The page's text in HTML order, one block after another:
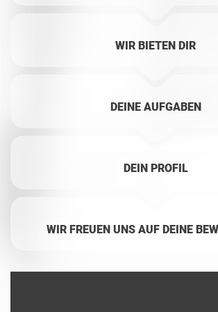
WIR BIETEN DIR
DEINE AUFGABEN
DEIN PROFIL
WIR FREUEN UNS AUF DEINE